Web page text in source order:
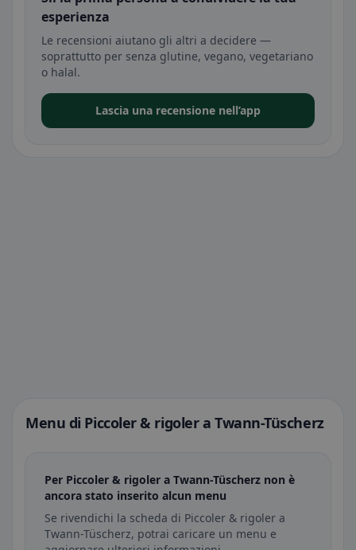
esperienza
Le recensioni aiutano gli altri a decidere —
soprattutto per senza glutine, vegano, vegetariano
o halal.
Lascia una recensione nell’app
Menu di Piccoler & rigoler a Twann-Tüscherz
Per Piccoler & rigoler a Twann-Tüscherz non è
ancora stato inserito alcun menu
Se rivendichi la scheda di Piccoler & rigoler a
Twann-Tüscherz, potrai caricare un menu e